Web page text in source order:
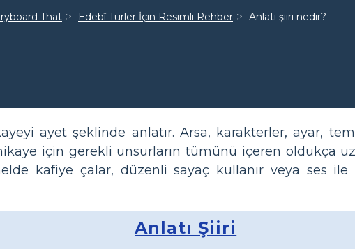
That Edebî Türler İçin Resimli Rehber Anlatı şiiri nedir?
ayet şeklinde anlatır. Arsa, karakterler, ayar,
için gerekli unsurların tümünü içeren oldukça
kafiye çalar, düzenli sayaç kullanır veya ses ile
Anlatı Şiiri